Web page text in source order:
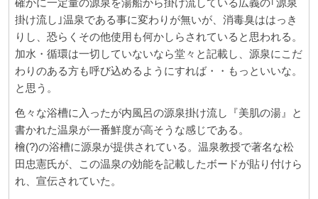
掛け流し｣温泉である事に変わりが無いが、消毒臭ははっき
りし、恐らくその他使用も何かしらされていると思われる。
加水・循環は一切していないなら堂々と記載し、源泉にこだ
わりのある方も呼び込めるようにすれば・・もっといいな。
と思う。
色々な浴槽に入ったが内風呂の源泉掛け流し『美肌の湯』と
書かれた温泉が一番鮮度が高そうな感じである。
檜(?)の浴槽に源泉が提供されている。温泉教授で著名な松
田忠憲氏が、この温泉の効能を記載したボードが貼り付けら
れ、宣伝されていた。